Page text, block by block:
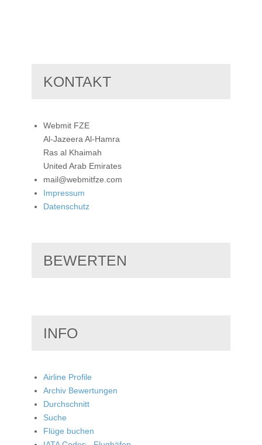
KONTAKT
Webmit FZE
Al-Jazeera Al-Hamra
Ras al Khaimah
United Arab Emirates
mail@webmitfze.com
Impressum
Datenschutz
BEWERTEN
INFO
Airline Profile
Archiv Bewertungen
Durchschnitt
Suche
Flüge buchen